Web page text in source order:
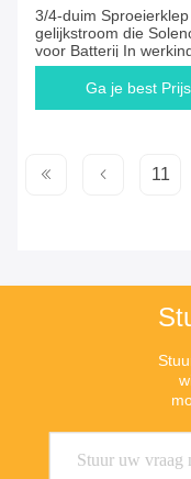
3/4-duim
gelijkstroom die
voor Batterij In
gestelde
Controlemechanismen
Ga je best Prijs
11